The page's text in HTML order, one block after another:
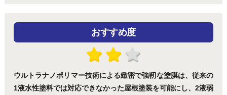
おすすめ度
ウルトラナノポリマー技術による緻密で強靭な塗膜は、従来の
1液水性塗料では対応できなかった屋根塗装を可能にし、2液弱